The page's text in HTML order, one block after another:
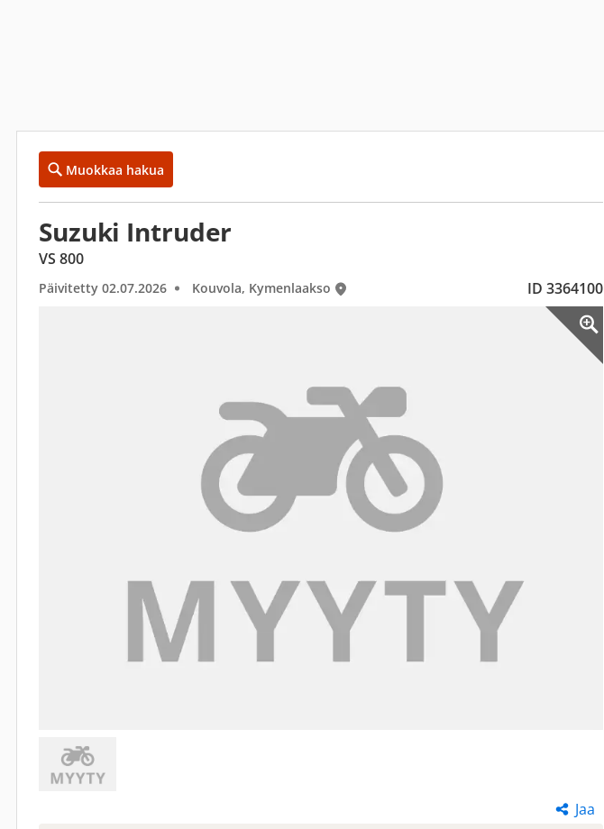
Muokkaa hakua
Suzuki Intruder
VS 800
Päivitetty 02.07.2026 Kouvola, Kymenlaakso ID 3364100
Jaa